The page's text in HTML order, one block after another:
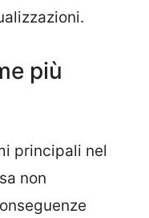
più
principali nel
non